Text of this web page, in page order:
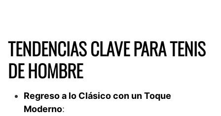
TENDENCIAS CLAVE PARA TENIS
DE HOMBRE
Regreso a lo Clásico con un Toque
Moderno: